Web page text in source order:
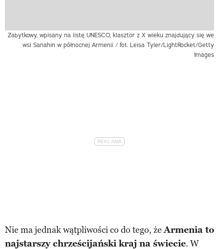
Zabytkowy, wpisany na listę UNESCO, klasztor z X wieku znajdujący się we
wsi Sanahin w północnej Armenii / fot. Leisa Tyler/LightRocket/Getty
Images
Nie ma jednak wątpliwości co do tego, żeArmenia to
najstarszy chrześcijański kraj na świecie. W